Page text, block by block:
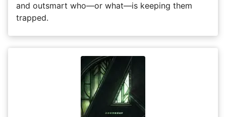
and outsmart who—or what—is keeping them
trapped.